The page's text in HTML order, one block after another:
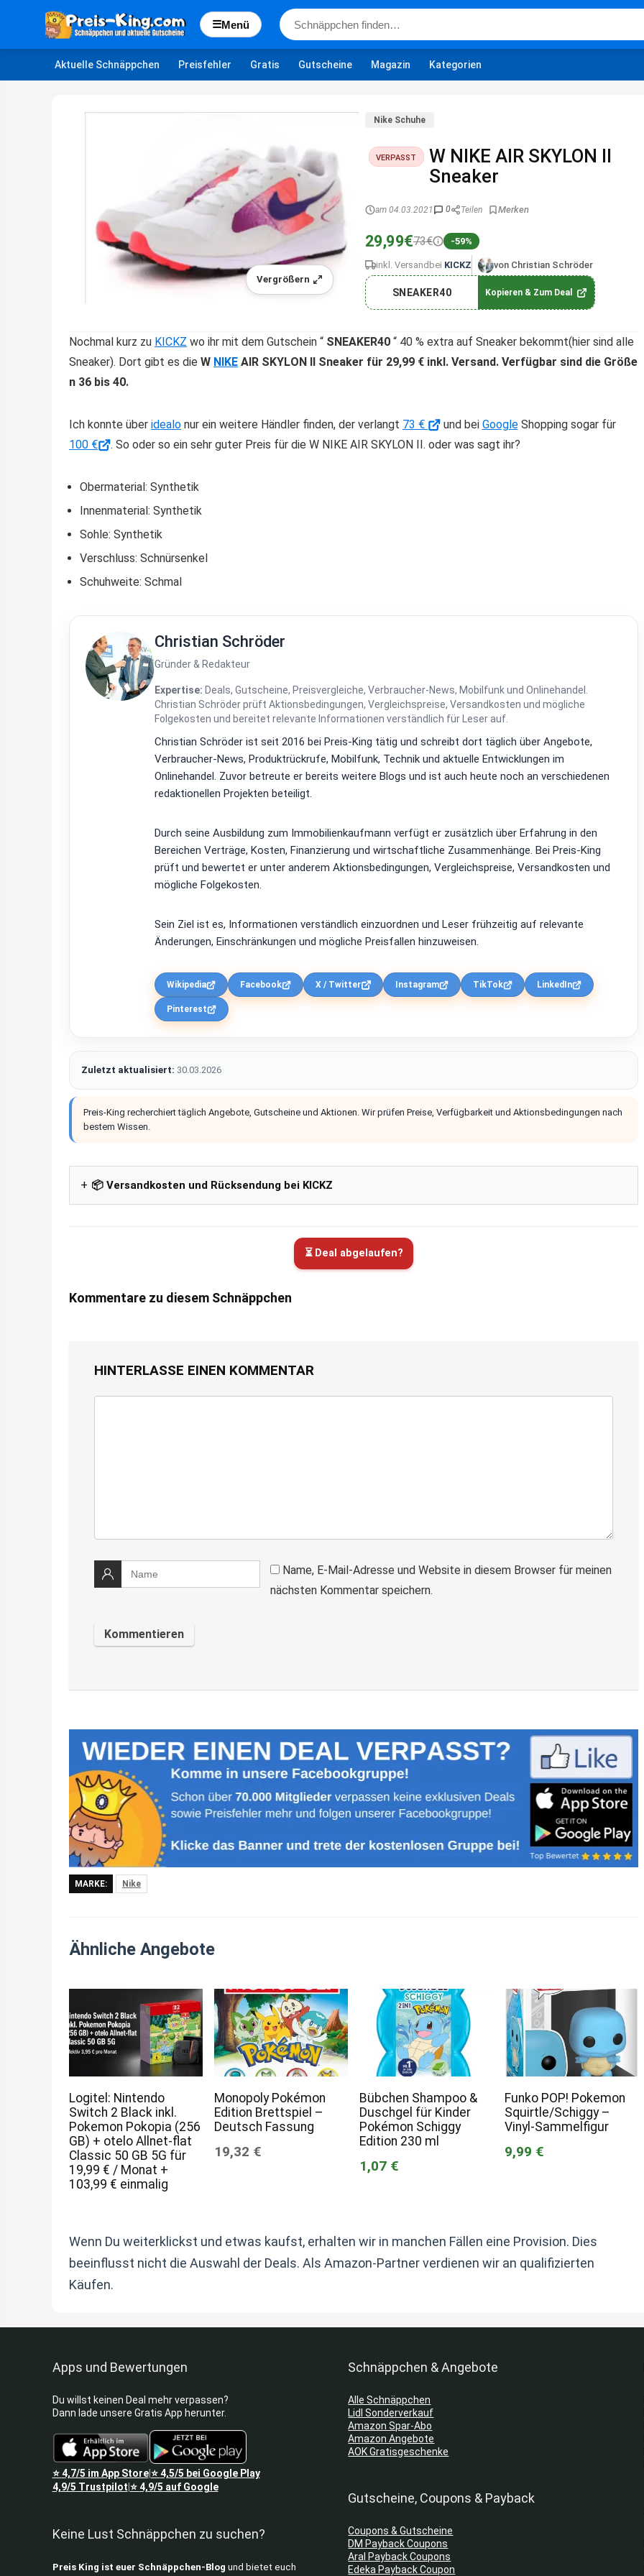
☰Menü
Aktuelle Schnäppchen Preisfehler Gratis Gutscheine Magazin Kategorien
Vergrößern
Nike Schuhe
VERPASST
W NIKE AIR SKYLON II
Sneaker
am 04.03.2021 0 Teilen
29,99€73€ -59%
inkl. Versand bei KICKZ von Christian Schröder
SNEAKER40 Kopieren & Zum Deal
Nochmal kurz zu KICKZ wo ihr mit dem Gutschein “ SNEAKER40 “ 40 % extra auf Sneaker bekommt(hier sind alle
Sneaker). Dort gibt es die W NIKE AIR SKYLON II Sneaker für 29,99 € inkl. Versand. Verfügbar sind die Größe
n 36 bis 40.
Ich konnte über idealo nur ein weitere Händler finden, der verlangt 73 € und bei GoogleShopping sogar für
100 €
. So oder so ein sehr guter Preis für die W NIKE AIR SKYLON II. oder was sagt ihr?
Obermaterial: Synthetik
Innenmaterial: Synthetik
Sohle: Synthetik
Verschluss: Schnürsenkel
Schuhweite: Schmal
Christian Schröder
Gründer & Redakteur
Expertise: Deals, Gutscheine, Preisvergleiche, Verbraucher-News, Mobilfunk und Onlinehandel.
Christian Schröder prüft Aktionsbedingungen, Vergleichspreise, Versandkosten und mögliche
Folgekosten und bereitet relevante Informationen verständlich für Leser auf.
Christian Schröder ist seit 2016 bei Preis-King tätig und schreibt dort täglich über Angebote,
Verbraucher-News, Produktrückrufe, Mobilfunk, Technik und aktuelle Entwicklungen im
Onlinehandel. Zuvor betreute er bereits weitere Blogs und ist auch heute noch an verschiedenen
redaktionellen Projekten beteiligt.
Durch seine Ausbildung zum Immobilienkaufmann verfügt er zusätzlich über Erfahrung in den
Bereichen Verträge, Kosten, Finanzierung und wirtschaftliche Zusammenhänge. Bei Preis-King
prüft und bewertet er unter anderem Aktionsbedingungen, Vergleichspreise, Versandkosten und
mögliche Folgekosten.
Sein Ziel ist es, Informationen verständlich einzuordnen und Leser frühzeitig auf relevante
Änderungen, Einschränkungen und mögliche Preisfallen hinzuweisen.
Wikipedia Facebook X / Twitter Instagram TikTok LinkedIn
Pinterest
Zuletzt aktualisiert: 30.03.2026
Preis-King recherchiert täglich Angebote, Gutscheine und Aktionen. Wir prüfen Preise, Verfügbarkeit und Aktionsbedingungen nach
bestem Wissen.
📦 Versandkosten und Rücksendung bei KICKZ
⏳ Deal abgelaufen?
Kommentare zu diesem Schnäppchen
HINTERLASSE EINEN KOMMENTAR
Name, E-Mail-Adresse und Website in diesem Browser für meinen
nächsten Kommentar speichern.
MARKE: Nike
Ähnliche Angebote
Logitel: Nintendo
Switch 2 Black inkl.
Pokemon Pokopia (256
GB) + otelo Allnet-flat
Classic 50 GB 5G für
19,99 € / Monat +
103,99 € einmalig
Monopoly Pokémon
Edition Brettspiel –
Deutsch Fassung
19,32 €
Bübchen Shampoo &
Duschgel für Kinder
Pokémon Schiggy
Edition 230 ml
1,07 €
Funko POP! Pokemon
Squirtle/Schiggy –
Vinyl-Sammelfigur
9,99 €
Wenn Du weiterklickst und etwas kaufst, erhalten wir in manchen Fällen eine Provision. Dies
beeinflusst nicht die Auswahl der Deals. Als Amazon-Partner verdienen wir an qualifizierten
Käufen.
Apps und Bewertungen
Du willst keinen Deal mehr verpassen?
Dann lade unsere Gratis App herunter.
⭐4,7/5 im App Store|⭐4,5/5 bei Google Play
4,9/5 Trustpilot ⭐4,9/5 auf Google
Keine Lust Schnäppchen zu suchen?
Preis King ist euer Schnäppchen-Blog und bietet euch
Schnäppchen & Angebote
Alle Schnäppchen
Lidl Sonderverkauf
Amazon Spar-Abo
Amazon Angebote
AOK Gratisgeschenke
Gutscheine, Coupons & Payback
Coupons & Gutscheine
DM Payback Coupons
Aral Payback Coupons
Edeka Payback Coupon